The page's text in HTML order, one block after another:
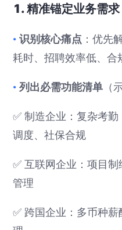
1. 精准锚定业务需
•识别核心痛点 ：优先
耗时、招聘效率低、合
•列出必需功能清单 （
✅ 制造企业：复杂考
调度、社保合规
✅ 互联网企业：项目
管理
✅ 跨国企业：多币种